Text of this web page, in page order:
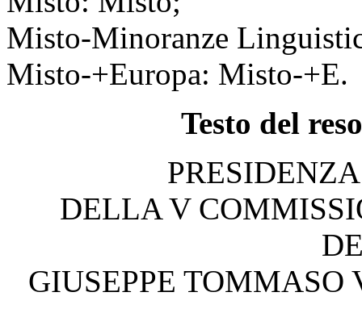
Misto-Minoranze
Misto-+Europa: Misto-+E.
Testo del
DELLA V
GIUSEPPE